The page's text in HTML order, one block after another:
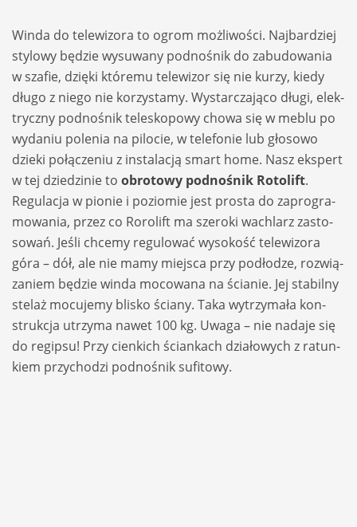
Winda do tele­wi­zora to ogrom moż­li­wo­ści. Naj­bar­dziej
sty­lowy będzie wysu­wany podno­śnik do zabu­do­wa­nia
w sza­fie, dzięki któ­remu tele­wi­zor się nie kurzy, kiedy
długo z niego nie korzy­stamy. Wystar­cza­jąco długi, elek­
tryczny podno­śnik tele­sko­powy chowa się w meblu po
wyda­niu pole­nia na pilo­cie, w tele­fo­nie lub gło­sowo
dzieki połą­cze­niu z insta­la­cją smart home. Nasz eks­pert
w tej dzie­dzi­nie to obro­towy podno­śnik Roto­lift.
Regu­la­cja w pio­nie i pozio­mie jest pro­sta do zapro­gra­
mo­wa­nia, przez co Roro­lift ma sze­roki wachlarz zasto­
so­wań. Jeśli chcemy regu­lo­wać wyso­kość tele­wi­zora
góra – dół, ale nie mamy miej­sca przy podło­dze, roz­wią­
za­niem będzie winda moco­wana na ścia­nie. Jej sta­bilny
ste­laż mocu­jemy bli­sko ściany. Taka wytrzy­mała kon­
struk­cja utrzyma nawet 100 kg. Uwaga – nie nadaje się
do regipsu! Przy cien­kich ścian­kach dzia­ło­wych z ratun­
kiem przy­cho­dzi podno­śnik sufi­towy.